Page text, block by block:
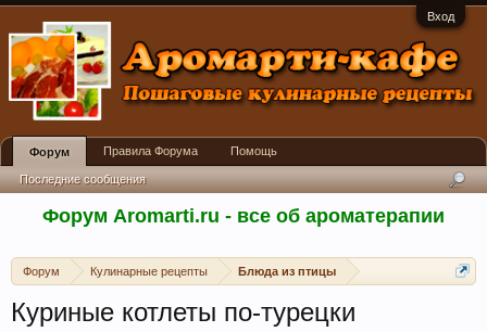
Вход
Форум Aromarti.ru - все об ароматерапии
Форум Кулинарные рецепты Блюда из птицы
Куриные котлеты по-турецки
Форум
Последние сообщения
Правила Форума Помощь